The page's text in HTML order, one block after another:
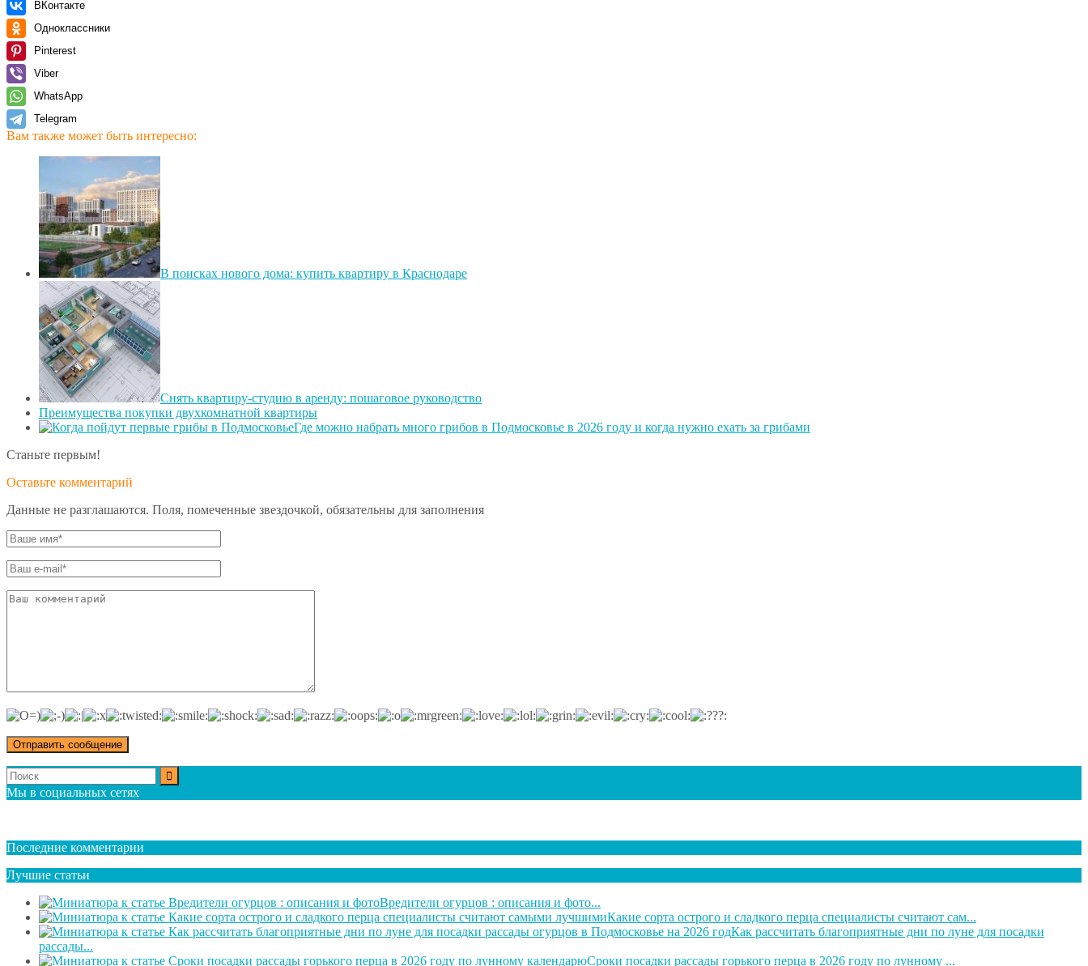
ВКонтакте
Одноклассники
Pinterest
Viber
WhatsApp
Telegram
Вам также может быть интересно:
В поисках нового дома: купить квартиру в Краснодаре
Снять квартиру-студию в аренду: пошаговое руководство
Преимущества покупки двухкомнатной квартиры
Где можно набрать много грибов в Подмосковье в 2026 году и когда нужно ехать за грибами
Станьте первым!
Оставьте комментарий
Данные не разглашаются. Поля, помеченные звездочкой, обязательны для заполнения
Мы в социальных сетях
Последние комментарии
Лучшие статьи
Вредители огурцов : описания и фото...
Какие сорта острого и сладкого перца специалисты считают сам...
Как рассчитать благоприятные дни по луне для посадки
рассады...
Сроки посадки рассады горького перца в 2026 году по лунному ...